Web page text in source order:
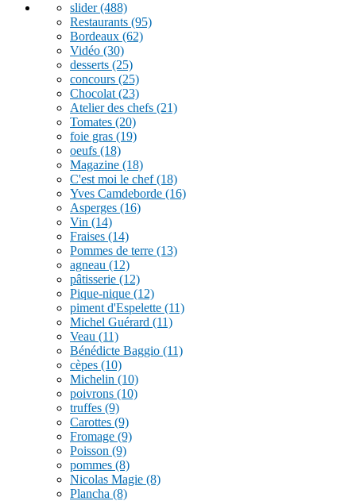
slider(488)
Restaurants (95)
Bordeaux (62)
Vidéo (30)
desserts (25)
concours (25)
Chocolat (23)
Atelier des chefs (21)
Tomates (20)
foie gras (19)
oeufs (18)
Magazine (18)
C'est moi le chef(18)
Yves Camdeborde (16)
Asperges (16)
Vin (14)
Fraises (14)
Pommes de terre (13)
agneau (12)
pâtisserie (12)
Pique-nique (12)
piment d'Espelette (11)
Michel Guérard (11)
Veau (11)
Bénédicte Baggio (11)
cèpes (10)
Michelin (10)
poivrons (10)
truffes (9)
Carottes (9)
Fromage (9)
Poisson (9)
pommes (8)
Nicolas Magie (8)
Plancha (8)